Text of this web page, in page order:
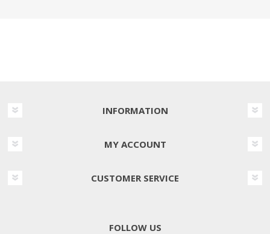
INFORMATION
MY ACCOUNT
CUSTOMER SERVICE
FOLLOW US